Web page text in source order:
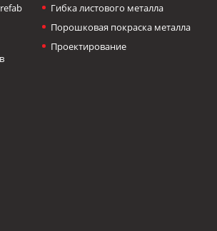
Гибка листового металла
Порошковая покраска металла
Проектирование